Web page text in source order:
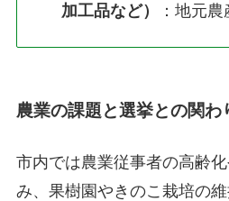
加工品など）
：地元
農業の課題と選挙との関わ
市内では農業従事者の高齢
み、果樹園やきのこ栽培の